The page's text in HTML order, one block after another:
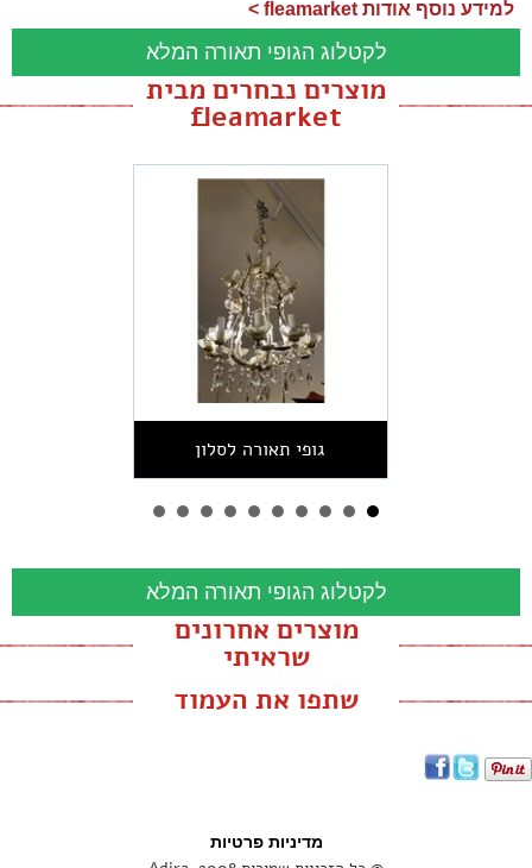
למידע נוסף אודות fleamarket >
לקטלוג הגופי תאורה המלא
מוצרים נבחרים מבית
fleamarket
גופי תאורה לסלון
לקטלוג הגופי תאורה המלא
מוצרים אחרונים
שראיתי
שתפו את העמוד
מדיניות פרטיות